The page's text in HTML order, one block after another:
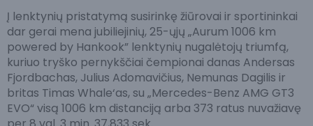
Į lenktynių pristatymą susirinkę žiūrovai ir sportininkai
dar gerai mena jubiliejinių, 25-ųjų „Aurum 1006 km
powered by Hankook” lenktynių nugalėtojų triumfą,
kuriuo tryško pernykščiai čempionai danas Andersas
Fjordbachas, Julius Adomavičius, Nemunas Dagilis ir
britas Timas Whale‘as, su „Mercedes-Benz AMG GT3
EVO“ visą 1006 km distanciją arba 373 ratus nuvažiavę